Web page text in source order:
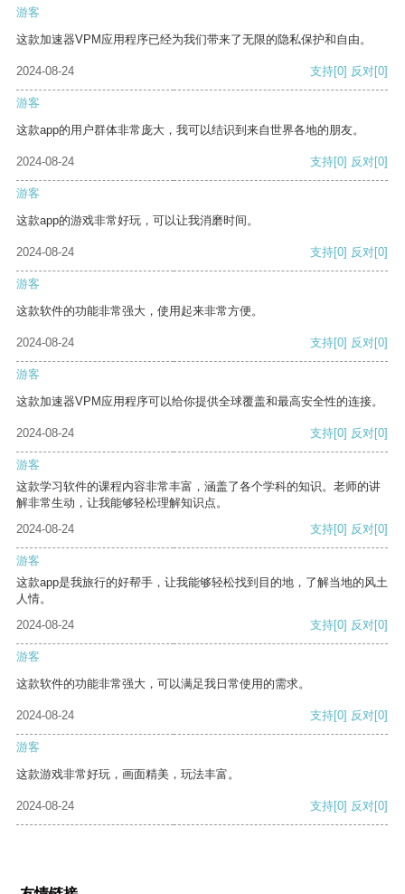
游客
这款加速器VPM应用程序已经为我们带来了无限的隐私保护和自由。
2024-08-24 支持[0] 反对[0]
游客
这款app的用户群体非常庞大，我可以结识到来自世界各地的朋友。
2024-08-24 支持[0] 反对[0]
游客
这款app的游戏非常好玩，可以让我消磨时间。
2024-08-24 支持[0] 反对[0]
游客
这款软件的功能非常强大，使用起来非常方便。
2024-08-24 支持[0] 反对[0]
游客
这款加速器VPM应用程序可以给你提供全球覆盖和最高安全性的连接。
2024-08-24 支持[0] 反对[0]
游客
这款学习软件的课程内容非常丰富，涵盖了各个学科的知识。老师的讲
解非常生动，让我能够轻松理解知识点。
2024-08-24
支持[0] 反对[0]
游客
这款app是我旅行的好帮手，让我能够轻松找到目的地，了解当地的风土
人情。
2024-08-24
支持[0] 反对[0]
游客
这款软件的功能非常强大，可以满足我日常使用的需求。
2024-08-24 支持[0] 反对[0]
游客
这款游戏非常好玩，画面精美，玩法丰富。
2024-08-24 支持[0] 反对[0]